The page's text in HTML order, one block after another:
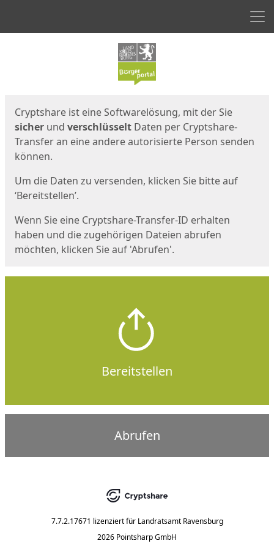
Cryptshare ist eine Softwarelösung, mit der Sie
sicher und verschlüsselt Daten per Cryptshare-
Transfer an eine andere autorisierte Person senden
können.
Um die Daten zu versenden, klicken Sie bitte auf
‘Bereitstellen’.
Wenn Sie eine Cryptshare-Transfer-ID erhalten
haben und die zugehörigen Dateien abrufen
möchten, klicken Sie auf 'Abrufen'.
Bereitstellen
Abrufen
7.7.2.17671 lizenziert für Landratsamt Ravensburg
2026 Pointsharp GmbH